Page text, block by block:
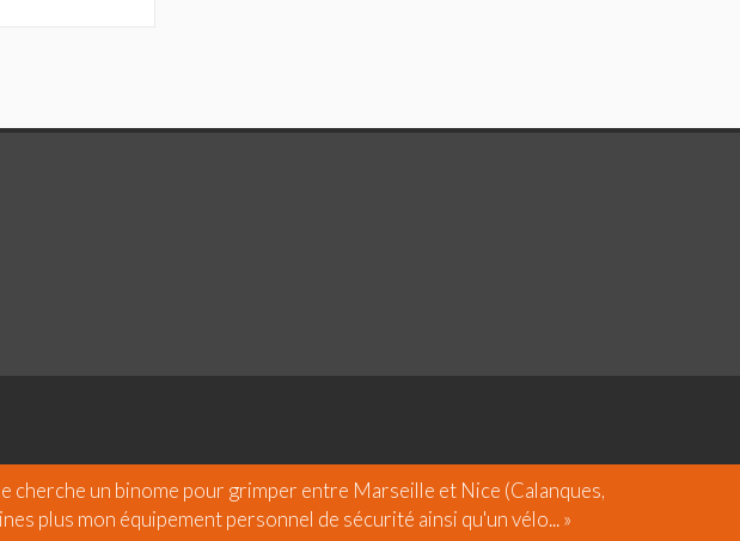
cherche un binome pour grimper entre Marseille et Nice (Calanques,
plus mon équipement personnel de sécurité ainsi qu'un vélo... »